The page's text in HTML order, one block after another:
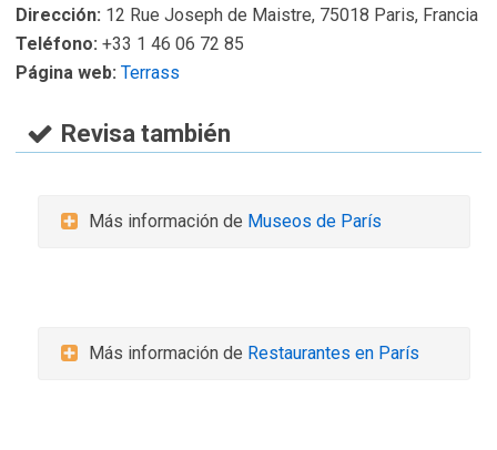
Dirección: 12 Rue Joseph de Maistre, 75018 Paris, Francia
Teléfono: +33 1 46 06 72 85
Página web: Terrass
Revisa también
Más información de Museos de París
Más información de Restaurantes en París